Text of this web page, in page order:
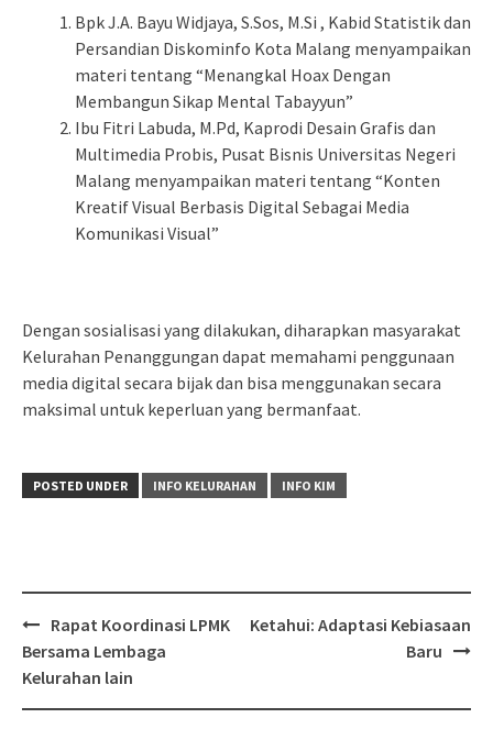
Bpk J.A. Bayu Widjaya, S.Sos, M.Si , Kabid Statistik dan
Persandian Diskominfo Kota Malang menyampaikan
materi tentang “Menangkal Hoax Dengan
Membangun Sikap Mental Tabayyun”
Ibu Fitri Labuda, M.Pd, Kaprodi Desain Grafis dan
Multimedia Probis, Pusat Bisnis Universitas Negeri
Malang menyampaikan materi tentang “Konten
Kreatif Visual Berbasis Digital Sebagai Media
Komunikasi Visual”
Dengan sosialisasi yang dilakukan, diharapkan masyarakat
Kelurahan Penanggungan dapat memahami penggunaan
media digital secara bijak dan bisa menggunakan secara
maksimal untuk keperluan yang bermanfaat.
POSTED UNDER INFO KELURAHAN INFO KIM
Post
navigation
Rapat Koordinasi LPMK
Bersama Lembaga
Kelurahan lain
Ketahui: Adaptasi Kebiasaan
Baru